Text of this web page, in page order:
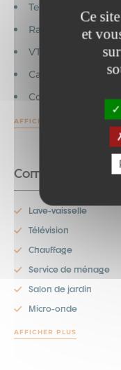
Ce
et
Tennis
Randonnée
VTT
Canoë
Commerces
AFFICHER PLUS
Commodités
Lave-vaisselle
Télévision
Chauffage
Service de ménage
Salon de jardin
Micro-onde
AFFICHER PLUS